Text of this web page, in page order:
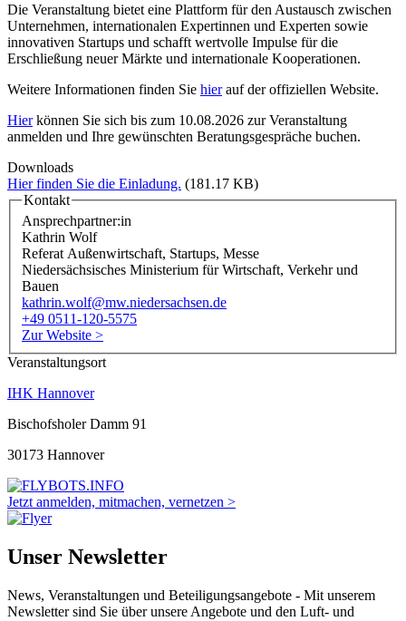
Die Veranstaltung bietet eine Plattform für den Austausch zwischen
Unternehmen, internationalen Expertinnen und Experten sowie
innovativen Startups und schafft wertvolle Impulse für die
Erschließung neuer Märkte und internationale Kooperationen.
Weitere Informationen finden Sie hierauf der offiziellen Website.
Hierkönnen Sie sich bis zum 10.08.2026 zur Veranstaltung
anmelden und Ihre gewünschten Beratungsgespräche buchen.
Downloads
Hier finden Sie die Einladung. (181.17 KB)
Kontakt
Ansprechpartner:in
Kathrin Wolf
Referat Außenwirtschaft, Startups, Messe
Niedersächsisches Ministerium für Wirtschaft, Verkehr und
Bauen
kathrin.wolf@mw.niedersachsen.de
+49 0511-120-5575
Zur Website >
Veranstaltungsort
IHK Hannover
Bischofsholer Damm 91
30173 Hannover
Jetzt anmelden, mitmachen, vernetzen >
Unser Newsletter
News, Veranstaltungen und Beteiligungsangebote - Mit unserem
Newsletter sind Sie über unsere Angebote und den Luft- und